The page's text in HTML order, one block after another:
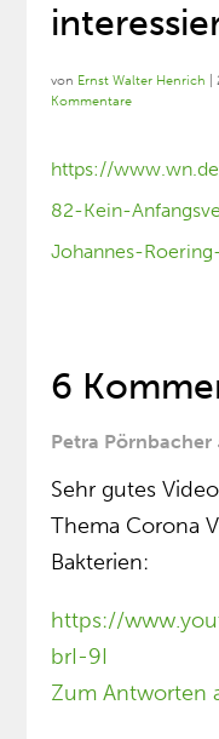
von Ernst Walter Henrich |
Kommentare
https://
82-Kein-
Johannes-
6
Petra Pörnbacher
Sehr gutes
Thema Corona
Bakterien:
https://
brI-9I
Zum Antworten